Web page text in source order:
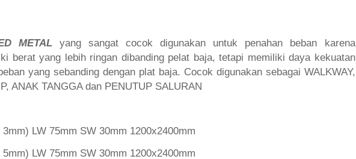
METALyang sangat cocok digunakan untuk penahan beban karena
berat yang lebih ringan dibanding pelat baja, tetapi memiliki daya kekuatan
yang sebanding dengan plat baja. Cocok digunakan sebagai WALKWAY,
ANAK TANGGA dan PENUTUP SALURAN
LW 75mm SW 30mm 1200x2400mm
LW 75mm SW 30mm 1200x2400mm